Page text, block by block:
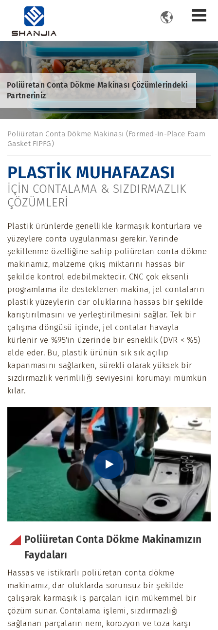

Poliüretan Conta Dökme Makinası Çözümlerindeki
Partneriniz
Poliüretan Conta Dökme Makinası (Formed-In-Place Foam
Gasket FIPFG)
PLASTIK MUHAFAZASI
IÇIN CONTALAMA & SIZDIRMAZLIK
ÇÖZÜMLERI
Plastik ürünlerde genellikle karmaşık konturlara ve
yüzeylere conta uygulanması gerekir. Yerinde
şekillenme özelliğine sahip poliüretan conta dökme
makinamız, malzeme çıkış miktarını hassas bir
şekilde kontrol edebilmektedir. CNC çok eksenli
programlama ile desteklenen makina, jel contaların
plastik yüzeylerin dar oluklarına hassas bir şekilde
karıştırılmasını ve yerleştirilmesini sağlar. Tek bir
çalışma döngüsü içinde, jel contalar havayla
kürlenir ve %95'in üzerinde bir esneklik (DVR < %5)
elde eder. Bu, plastik ürünün sık sık açılıp
kapanmasını sağlarken, sürekli olarak yüksek bir
sızdırmazlık verimliliği seviyesini korumayı mümkün
kılar.
Poliüretan Conta Dökme Makinamızın
Faydaları
Hassas ve istikrarlı poliüretan conta dökme
makinamız, dar oluklarda sorunsuz bir şekilde
çalışarak karmaşık iş parçaları için mükemmel bir
çözüm sunar. Contalama işlemi, sızdırmazlığı
sağlanan parçaların nem, korozyon ve toza karşı